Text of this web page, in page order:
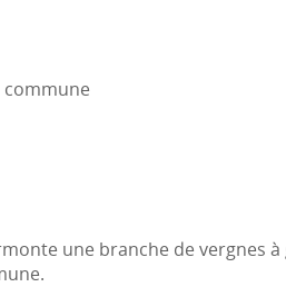
une branche de vergnes